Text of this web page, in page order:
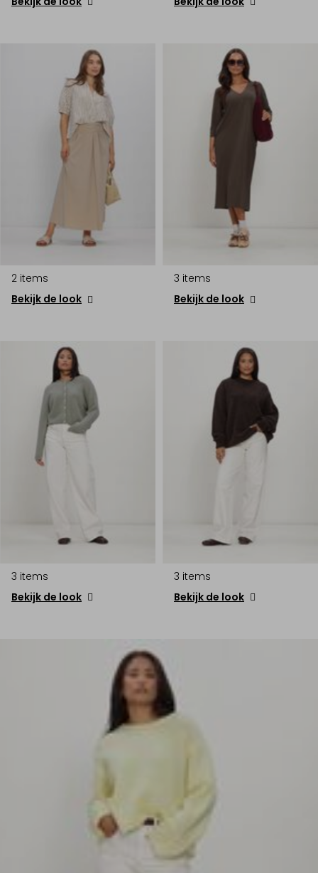
2 items
Bekijk de look
3 items
Bekijk de look
3 items
Bekijk de look
3 items
Bekijk de look